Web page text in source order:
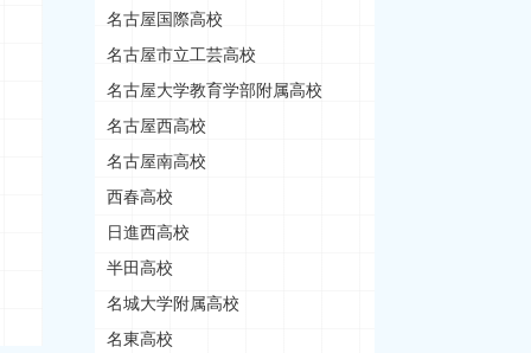
名古屋国際高校
名古屋市立工芸高校
名古屋大学教育学部附属高校
名古屋西高校
名古屋南高校
西春高校
日進西高校
半田高校
名城大学附属高校
名東高校